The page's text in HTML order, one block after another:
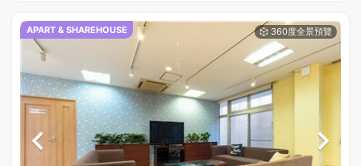
APART & SHAREHOUSE